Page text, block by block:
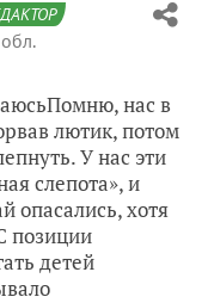
Помню, нас в
лютик, потом
У нас эти
слепота», и
опасались, хотя
позиции
детей